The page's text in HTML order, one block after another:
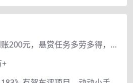
赏帮赚悬赏奖励到账200元，悬赏任务多劳多得，人人可做。